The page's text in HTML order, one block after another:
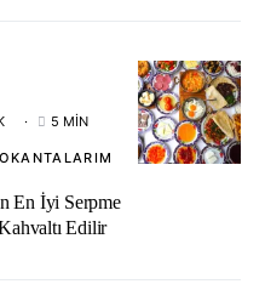
5 MIN
En İyi Serpme
Edilir